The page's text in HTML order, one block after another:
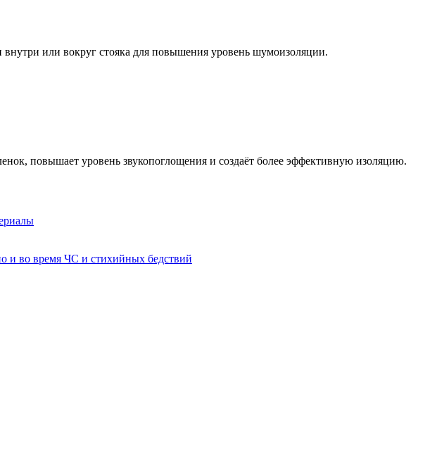
или вокруг стояка для повышения уровень шумоизоляции.
повышает уровень звукопоглощения и создаёт более эффективную изоляцию.
и во время ЧС и стихийных бедствий